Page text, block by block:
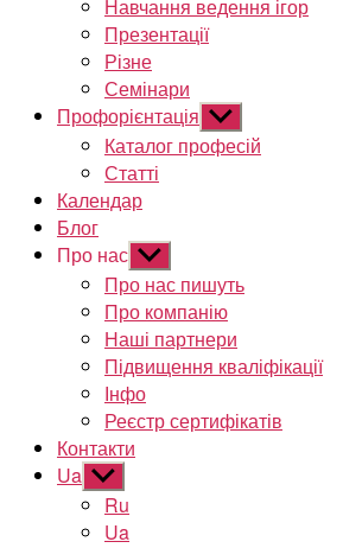
Навчання ведення ігор
Презентації
Різне
Семінари
Профорієнтація Показати
підменю
Каталог професій
Статті
Календар
Блог
Про нас Показати
підменю
Про нас пишуть
Про компанію
Наші партнери
Підвищення кваліфікації
Інфо
Реєстр сертифікатів
Контакти
Ua Показати
підменю
Ru
Ua